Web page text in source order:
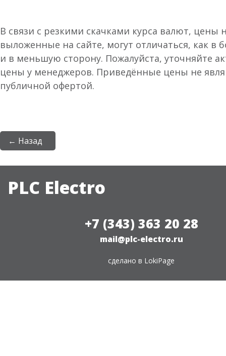
В связи с резкими скачками курса валют, цены
выложенные на сайте, могут отличаться, как в
и в меньшую сторону. Пожалуйста, уточняйте
цены у менеджеров. Приведённые цены не
публичной офертой.
← Назад
PLC Electro
+7 (343) 363 20 28
mail@plc-electro.ru
сделано в LokiPage